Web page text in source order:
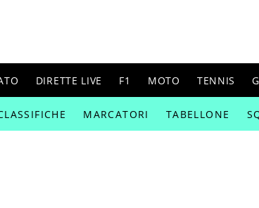
DIRETTE LIVE F1 MOTO TENNIS
MARCATORI TABELLONE